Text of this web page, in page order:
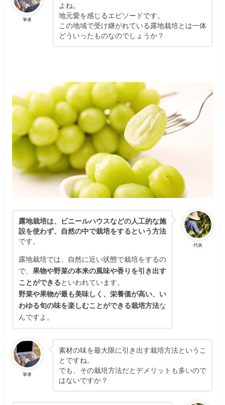
筆者
よね。
地元愛を感じるエピソードです。
この地域で受け継がれている露地栽培とは一体
どういったものなのでしょうか？
代表
露地栽培は、ビニールハウスなどの人工的な施
設を使わず、自然の中で栽培をするという方法
です。
露地栽培では、自然に近い状態で栽培をするの
で、 果物や野菜の本来の風味や香りを引き出す
ことができるといわれています。
野菜や果物が最も美味しく、栄養価が高い、い
わゆる旬の味を楽しむことができる栽培方法な
んですよ。
筆者
素材の味を最大限に引き出す栽培方法というこ
とですね。
でも、その栽培方法だとデメリットも多いので
はないですか？